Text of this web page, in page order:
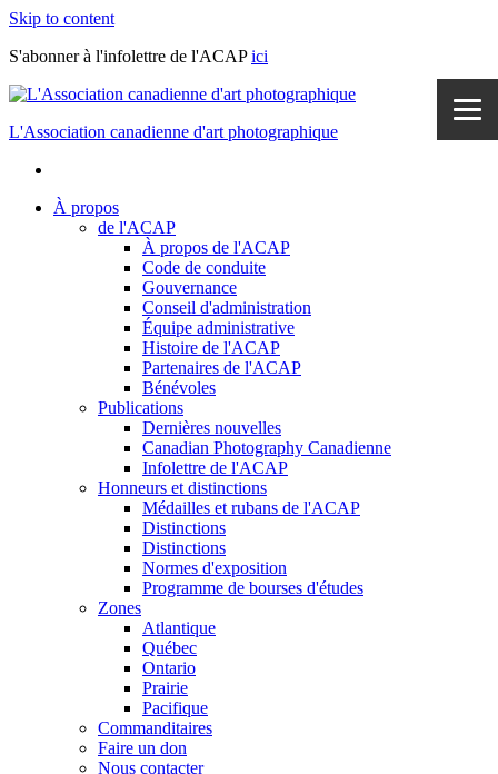
Skip to content
S'abonner à l'infolettre de l'ACAPici
L'Association canadienne d'art photographique
À propos
de l'ACAP
À propos de l'ACAP
Code de conduite
Gouvernance
Conseil d'administration
Équipe administrative
Histoire de l'ACAP
Partenaires de l'ACAP
Bénévoles
Publications
Dernières nouvelles
Canadian Photography Canadienne
Infolettre de l'ACAP
Honneurs et distinctions
Médailles et rubans de l'ACAP
Distinctions
Distinctions
Normes d'exposition
Programme de bourses d'études
Zones
Atlantique
Québec
Ontario
Prairie
Pacifique
Commanditaires
Faire un don
Nous contacter